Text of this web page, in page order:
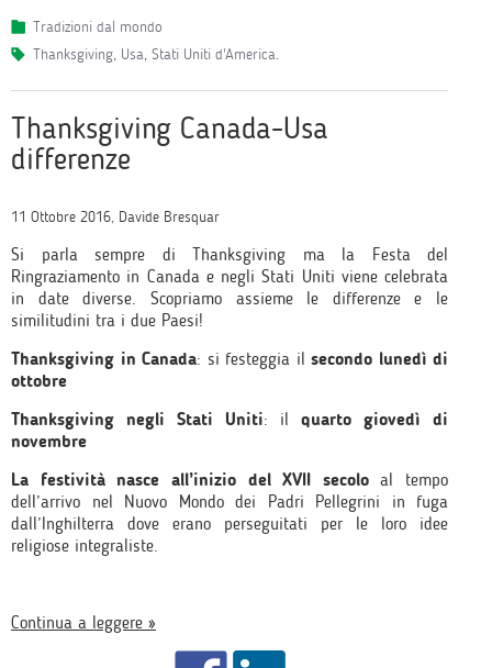
Tradizioni dal mondo
Thanksgiving, Usa, Stati Uniti d'America.
Thanksgiving Canada-Usa
differenze
11 Ottobre 2016, Davide Bresquar
Si parla sempre di Thanksgiving ma la Festa del
Ringraziamento in Canada e negli Stati Uniti viene celebrata
in date diverse. Scopriamo assieme le differenze e le
similitudini tra i due Paesi!
Thanksgiving in Canada: si festeggia il secondo lunedì di
ottobre
Thanksgiving negli Stati Uniti: il quarto giovedì di
novembre
La festività nasce all’inizio del XVII secoloal tempo
dell’arrivo nel Nuovo Mondo dei Padri Pellegrini in fuga
dall’Inghilterra dove erano perseguitati per le loro idee
religiose integraliste.
Continua a leggere »